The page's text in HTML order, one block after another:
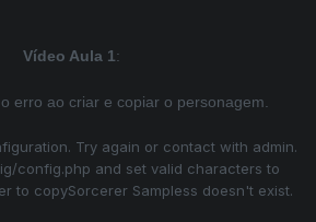
Vídeo Aula 1:
erro ao criar e copiar o personagem.
Try again or contact with admin.
config.php and set valid characters to
to copySorcerer Sampless doesn't exist.